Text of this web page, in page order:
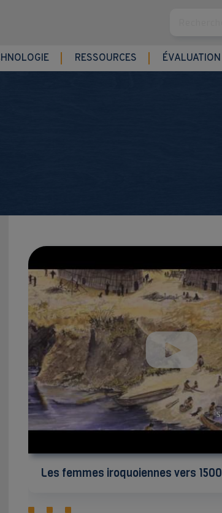
RESSOURCES ÉVALUATION
Les femmes iroquoiennes vers 1500